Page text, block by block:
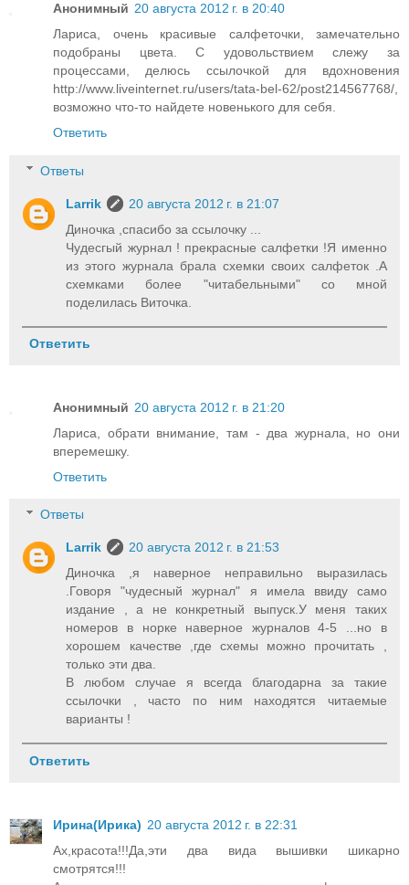
Анонимный 20 августа 2012 г. в 20:40
Лариса, очень красивые салфеточки, замечательно
подобраны цвета. С удовольствием слежу за
процессами, делюсь ссылочкой для вдохновения
http://www.liveinternet.ru/users/tata-bel-62/post214567768/,
возможно что-то найдете новенького для себя.
Ответить
Ответы
Larrik
20 августа 2012 г. в 21:07
Диночка ,спасибо за ссылочку ...
Чудесгый журнал ! прекрасные салфетки !Я именно
из этого журнала брала схемки своих салфеток .А
схемками более "читабельными" со мной
поделилась Виточка.
Ответить
Анонимный 20 августа 2012 г. в 21:20
Лариса, обрати внимание, там - два журнала, но они
вперемешку.
Ответить
Ответы
Larrik
20 августа 2012 г. в 21:53
Диночка ,я наверное неправильно выразилась
.Говоря "чудесный журнал" я имела ввиду само
издание , а не конкретный выпуск.У меня таких
номеров в норке наверное журналов 4-5 ...но в
хорошем качестве ,где схемы можно прочитать ,
только эти два.
В любом случае я всегда благодарна за такие
ссылочки , часто по ним находятся читаемые
варианты !
Ответить
Ирина(Ирика) 20 августа 2012 г. в 22:31
Ах,красота!!!Да,эти два вида вышивки шикарно
смотрятся!!!